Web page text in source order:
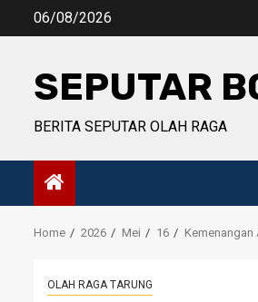
06/08/2026
SEPUTAR
BERITA SEPUTAR OLAH RAGA
Home 2026 Mei 16 Kemenangan
OLAH RAGA TARUNG